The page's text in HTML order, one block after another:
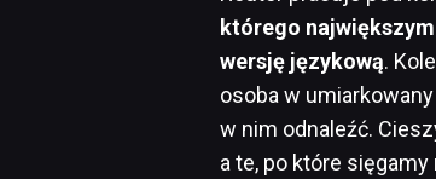
którego
wersję językową.
osoba w
w nim odnaleźć.
a te, po które